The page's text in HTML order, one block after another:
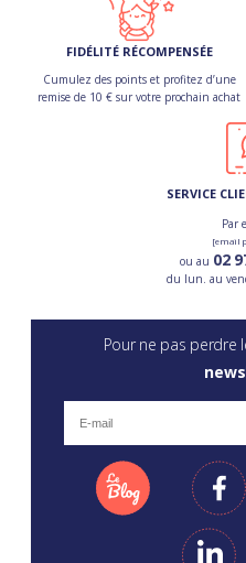
FIDÉLITÉ RÉCOMPENSÉE
Cumulez des points et profitez d’une
remise de 10 € sur votre prochain achat
SERVICE
Par
[email
ou au 02
du lun. au
Pour ne pas perdre